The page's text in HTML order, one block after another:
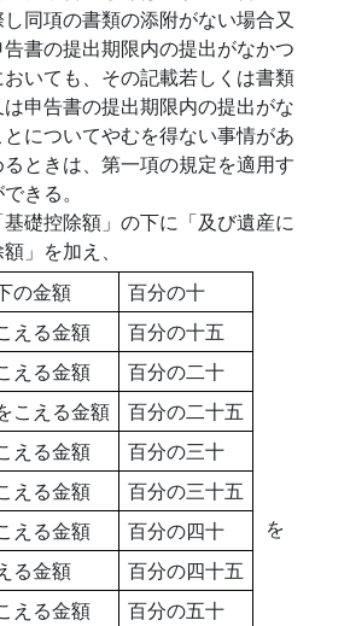
同項の書類の添附がない場合又
書の提出期限内の提出がなかつ
いても、その記載若しくは書類
申告書の提出期限内の提出がな
についてやむを得ない事情があ
るときは、第一項の規定を適用す
きる。
礎控除額」の下に「及び遺産に
」を加え、
の金額
百分の十
える金額
百分の十五
える金額
百分の二十
こえる金額
百分の二十五
える金額
百分の三十
える金額
百分の三十五
える金額
百分の四十
る金額
百分の四十五
える金額
百分の五十
を